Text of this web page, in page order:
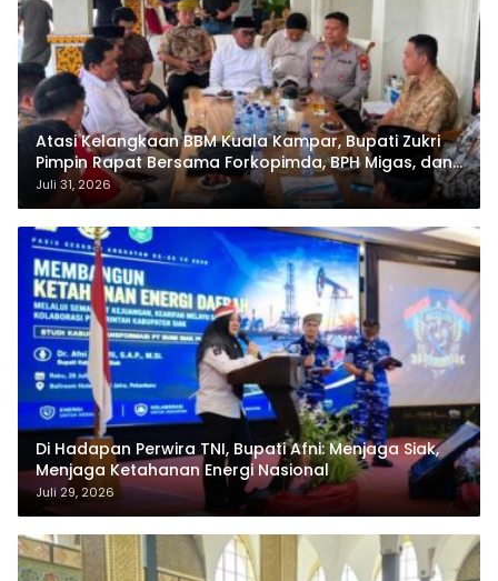
Atasi Kelangkaan BBM Kuala Kampar, Bupati Zukri
Pimpin Rapat Bersama Forkopimda, BPH Migas, dan
Pertamina
Juli 31, 2026
Di Hadapan Perwira TNI, Bupati Afni: Menjaga Siak,
Menjaga Ketahanan Energi Nasional
Juli 29, 2026